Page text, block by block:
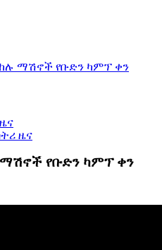
ማሽኖች የቡድን ካምፕ ቀን
ዜና
የቡድን ካምፕ ቀን